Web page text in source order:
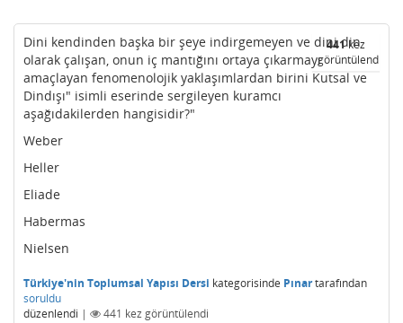
441kez
görüntülendi
Dini kendinden başka bir şeye indirgemeyen ve dini din
olarak çalışan, onun iç mantığını ortaya çıkarmayı
amaçlayan fenomenolojik yaklaşımlardan birini Kutsal ve
Dindışı" isimli eserinde sergileyen kuramcı
aşağıdakilerden hangisidir?"
Weber
Heller
Eliade
Habermas
Nielsen
Türkiye'nin Toplumsal Yapısı Dersi kategorisinde Pınartarafından
soruldu
düzenlendi | 441 kez görüntülendi